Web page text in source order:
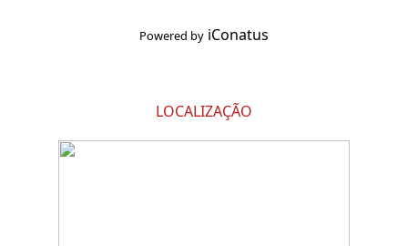
Powered by iConatus
LOCALIZAÇÃO